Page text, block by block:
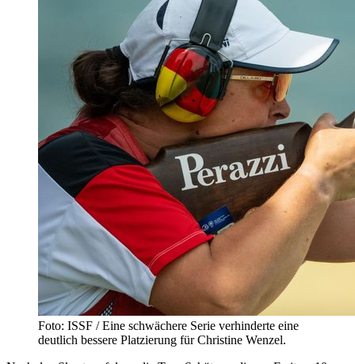
Foto: ISSF / Eine schwächere Serie verhinderte eine
deutlich bessere Platzierung für Christine Wenzel.